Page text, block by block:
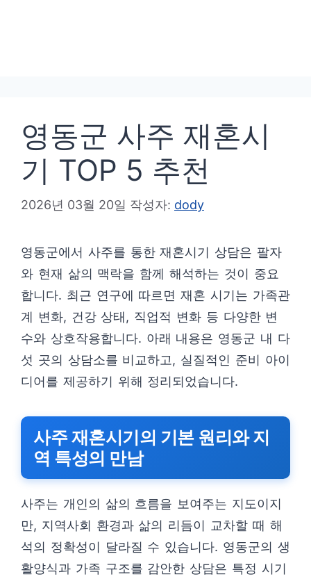
영동군 사주 재혼시
기 TOP 5 추천
2026년 03월 20일 작성자: dody
영동군에서 사주를 통한 재혼시기 상담은 팔자
와 현재 삶의 맥락을 함께 해석하는 것이 중요
합니다. 최근 연구에 따르면 재혼 시기는 가족관
계 변화, 건강 상태, 직업적 변화 등 다양한 변
수와 상호작용합니다. 아래 내용은 영동군 내 다
섯 곳의 상담소를 비교하고, 실질적인 준비 아이
디어를 제공하기 위해 정리되었습니다.
사주 재혼시기의 기본 원리와 지
역 특성의 만남
사주는 개인의 삶의 흐름을 보여주는 지도이지
만, 지역사회 환경과 삶의 리듬이 교차할 때 해
석의 정확성이 달라질 수 있습니다. 영동군의 생
활양식과 가족 구조를 감안한 상담은 특정 시기